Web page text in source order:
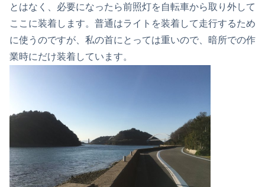
とはなく、必要になったら前照灯を自転車から取り外して
ここに装着します。普通はライトを装着して走行するため
に使うのですが、私の首にとっては重いので、暗所での作
業時にだけ装着しています。